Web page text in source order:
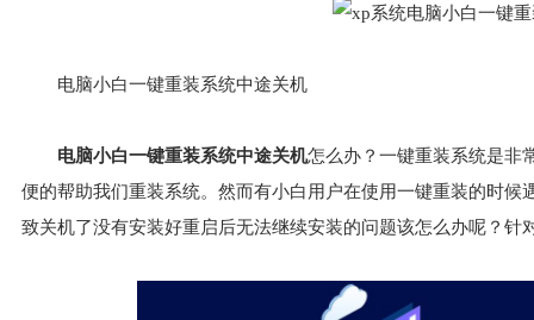
电脑小白一键重装系统中途关机
电脑小白一键重装系统中途关机怎么办？一键重装系统是非
便的帮助我们重装系统。然而有小白用户在使用一键重装的时
致关机了没有安装好重启后无法继续安装的问题该怎么办呢？针